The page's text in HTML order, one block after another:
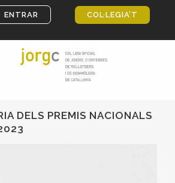
ENTRAR COL·LEGIA’T
DELS PREMIS NACIONALS